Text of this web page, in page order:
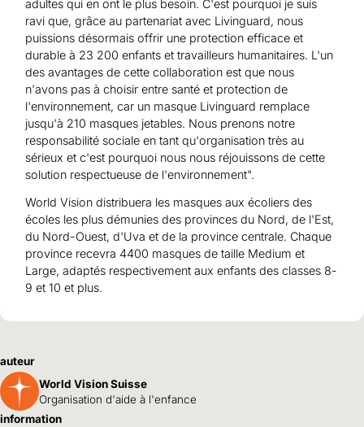
adultes qui en ont le plus besoin. C'est pourquoi je suis
ravi que, grâce au partenariat avec Livinguard, nous
puissions désormais offrir une protection efficace et
durable à 23 200 enfants et travailleurs humanitaires. L'un
des avantages de cette collaboration est que nous
n'avons pas à choisir entre santé et protection de
l'environnement, car un masque Livinguard remplace
jusqu'à 210 masques jetables. Nous prenons notre
responsabilité sociale en tant qu'organisation très au
sérieux et c'est pourquoi nous nous réjouissons de cette
solution respectueuse de l'environnement".
World Vision distribuera les masques aux écoliers des
écoles les plus démunies des provinces du Nord, de l'Est,
du Nord-Ouest, d'Uva et de la province centrale. Chaque
province recevra 4400 masques de taille Medium et
Large, adaptés respectivement aux enfants des classes 8-
9 et 10 et plus.
auteur
World Vision Suisse
Organisation d'aide à l'enfance
information